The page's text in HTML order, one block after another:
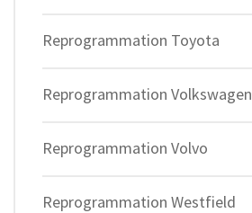
Reprogrammation Toyota
Reprogrammation Volkswagen
Reprogrammation Volvo
Reprogrammation Westfield